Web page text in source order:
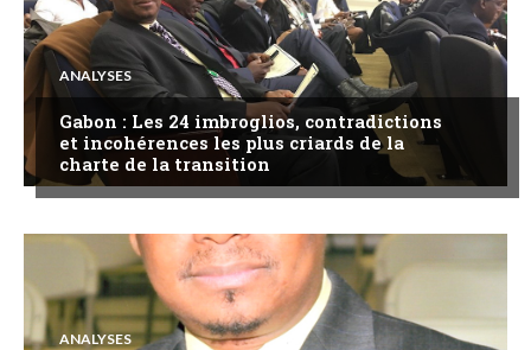
ANALYSES
Gabon : Les 24 imbroglios, contradictions
et incohérences les plus criards de la
charte de la transition
ANALYSES